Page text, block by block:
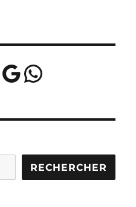
Google
WhatsApp
RECHERCHER